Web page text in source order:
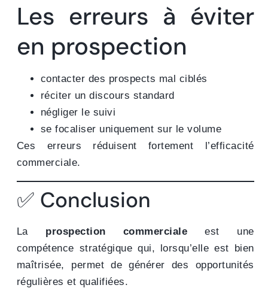
Les erreurs à éviter
en prospection
contacter des prospects mal ciblés
réciter un discours standard
négliger le suivi
se focaliser uniquement sur le volume
Ces erreurs réduisent fortement l’efficacité
commerciale.
✅ Conclusion
La prospection commerciale est une
compétence stratégique qui, lorsqu’elle est bien
maîtrisée, permet de générer des opportunités
régulières et qualifiées.